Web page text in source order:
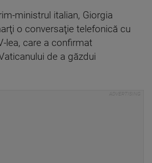
ministrul italian, Giorgia
o conversaţie telefonică cu
lea, care a confirmat
de a găzdui